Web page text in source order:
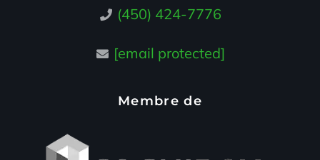
(450) 424-7776
[email protected]
Membre de